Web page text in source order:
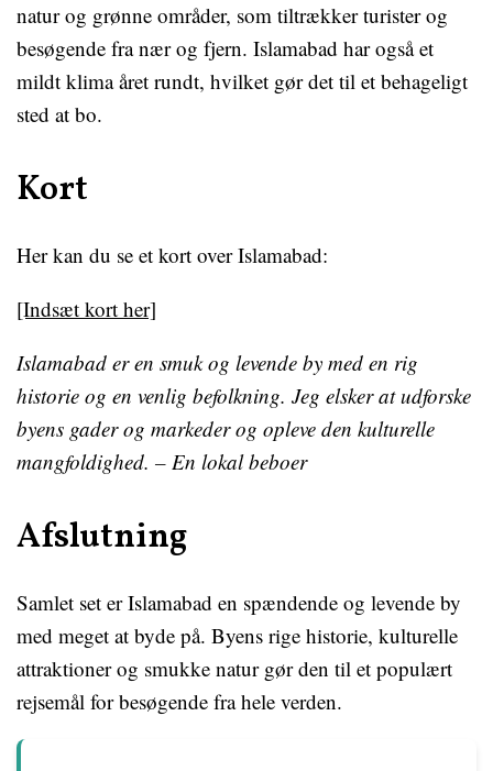
natur og grønne områder, som tiltrækker turister og
besøgende fra nær og fjern. Islamabad har også et
mildt klima året rundt, hvilket gør det til et behageligt
sted at bo.
Kort
Her kan du se et kort over Islamabad:
[Indsæt kort her]
Islamabad er en smuk og levende by med en rig
historie og en venlig befolkning. Jeg elsker at udforske
byens gader og markeder og opleve den kulturelle
mangfoldighed. – En lokal beboer
Afslutning
Samlet set er Islamabad en spændende og levende by
med meget at byde på. Byens rige historie, kulturelle
attraktioner og smukke natur gør den til et populært
rejsemål for besøgende fra hele verden.